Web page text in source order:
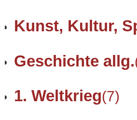
Kunst, Kultur,
Geschichte allg.
1. Weltkrieg(7)